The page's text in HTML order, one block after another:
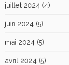
juillet 2024 (4)
juin 2024 (5)
mai 2024 (5)
avril 2024 (5)